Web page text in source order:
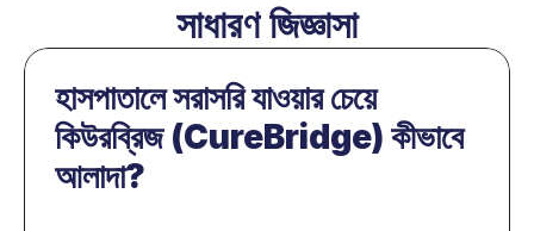
সাধারণ জিজ্ঞাসা
হাসপাতালে সরাসরি যাওয়ার চেয়ে
কিউরব্রিজ (CureBridge) কীভাবে
আলাদা?